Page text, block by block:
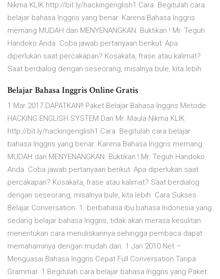
Nikma KLIK http://bit.ly/hackingenglish1 Cara Begitulah cara
belajar bahasa Inggris yang benar. Karena Bahasa Inggris
memang MUDAH dan MENYENANGKAN. Buktikan ! Mr. Teguh
Handoko Anda Coba jawab pertanyaan berikut: Apa
diperlukan saat percakapan? Kosakata, frase atau kalimat?
Saat berdialog dengan seseorang, misalnya bule, kita lebih
Belajar Bahasa Inggris Online Gratis
1 Mar 2017 DAPATKAN!! Paket Belajar Bahasa Inggris Metode
HACKING ENGLISH SYSTEM Dari Mr. Maula Nikma KLIK
http://bit.ly/hackingenglish1 Cara Begitulah cara belajar
bahasa Inggris yang benar. Karena Bahasa Inggris memang
MUDAH dan MENYENANGKAN. Buktikan ! Mr. Teguh Handoko
Anda Coba jawab pertanyaan berikut: Apa diperlukan saat
percakapan? Kosakata, frase atau kalimat? Saat berdialog
dengan seseorang, misalnya bule, kita lebih Cara Sukses
Belajar Conversation. 1. berbahasa ibu bahasa Indonesia yang
sedang belajar bahasa Inggris, tidak akan merasa kesulitan
menentukan cara menuliskannya sehingga pembaca dapat
memahaminya dengan mudah dan. 1 Jan 2010 Net –
Menguasai Bahasa Inggris Cepat Full Conversation Tanpa
Grammar. 1 Begitulah cara belajar bahasa Inggris yang Paket